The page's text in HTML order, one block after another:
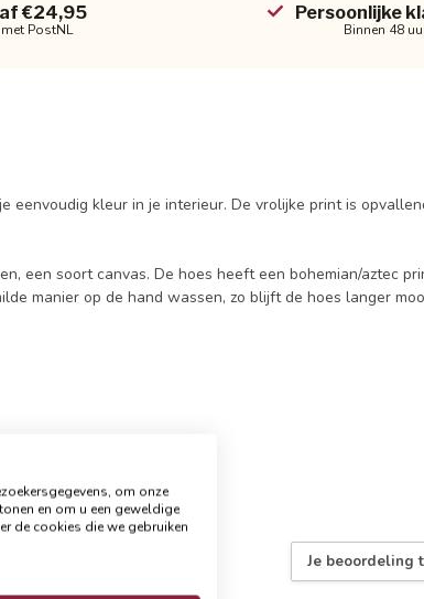
€24,95
PostNL
Persoonlijke
Binnen 48
eenvoudig kleur in je interieur. De vrolijke print is
een soort canvas. De hoes heeft een bohemian/aztec
manier op de hand wassen, zo blijft de hoes langer
Je beoordeling
om onze
en om u een geweldige
de cookies die we gebruiken